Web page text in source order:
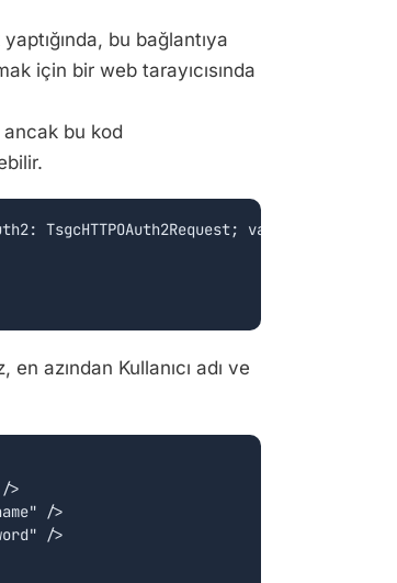
bu bağlantıya
için bir web tarayıcısında
ancak bu kod
TsgcHTTPOAuth2Request; var HTML: string);
azından Kullanıcı adı ve
>
/>
/>